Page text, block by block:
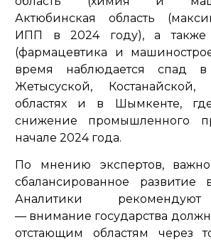
Актюбинская область
ИПП в 2024 году), а также
(фармацевтика и
время наблюдается спад в
Жетысуской, Костанайской,
областях и в Шымкенте,
снижение промышленного
начале 2024 года.
По мнению экспертов, важно
сбалансированное развитие
Аналитики
— внимание государства
отстающим областям через